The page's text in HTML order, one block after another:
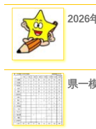
2026
県一